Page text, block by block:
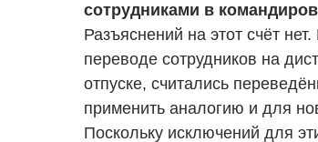
сотрудниками в
Разъяснений на этот счёт
переводе сотрудников на
отпуске, считались
применить аналогию и для
Поскольку исключений для